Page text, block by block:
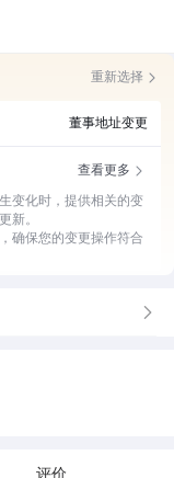
重新选择
董事地址变更
查看更多
变化时，提供相关的变
新。
确保您的变更操作符合
晰掌握变更结果。
评价